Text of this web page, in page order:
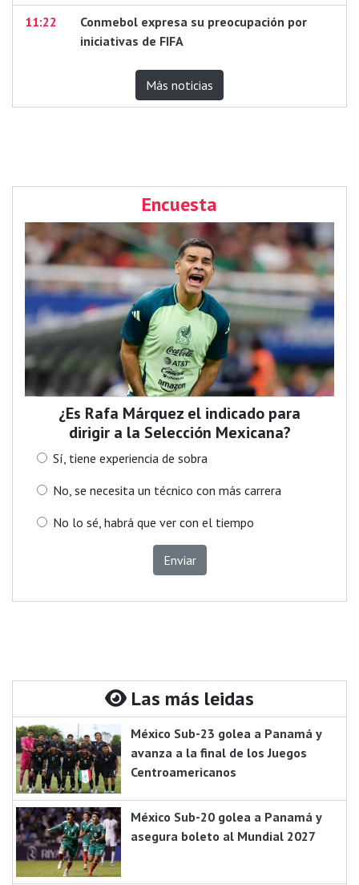
11:22
Conmebol expresa su preocupación por
iniciativas de FIFA
Más noticias
Encuesta
¿Es Rafa Márquez el indicado para
dirigir a la Selección Mexicana?
Sí, tiene experiencia de sobra
No, se necesita un técnico con más carrera
No lo sé, habrá que ver con el tiempo
Enviar
Las más leidas
México Sub-23 golea a Panamá y
avanza a la final de los Juegos
Centroamericanos
México Sub-20 golea a Panamá y
asegura boleto al Mundial 2027